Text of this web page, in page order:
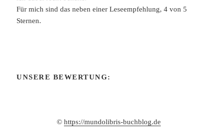
Für mich sind das neben einer Leseempfehlung, 4 von 5
Sternen.
UNSERE BEWERTUNG:
© https://mundolibris-buchblog.de